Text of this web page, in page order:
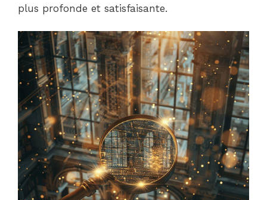
plus profonde et satisfaisante.